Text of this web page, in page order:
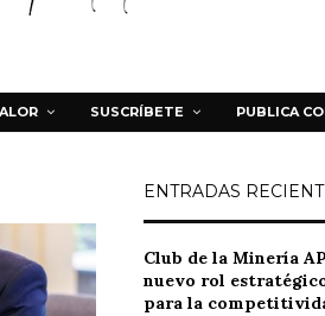
SUSCRÍBETE PUBLICA
ENTRADAS
Club de la Minería
nuevo rol
para la